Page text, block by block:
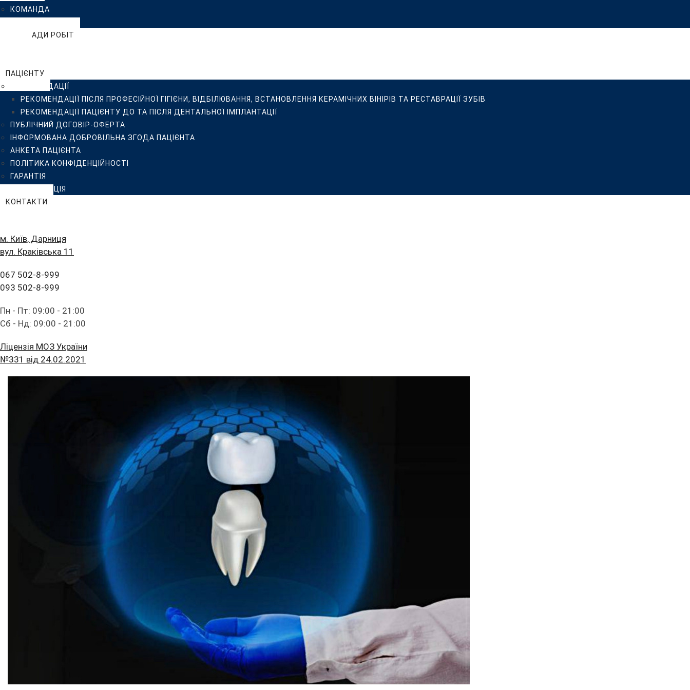
ІНФОРМОВАНА ДОБРОВІЛЬНА ЗГОДА ПАЦІЄНТА
ПОЛІТИКА КОНФІДЕНЦІЙНОСТІ
КОНТАКТИ
КОМАНДА
ПРИКЛАДИ РОБІТ
ПАЦІЄНТУ
РЕКОМЕНДАЦІЇ
РЕКОМЕНДАЦІЇ ПІСЛЯ ПРОФЕСІЙНОЇ ГІГІЄНИ, ВІДБІЛЮВАННЯ, ВСТАНОВЛЕННЯ КЕРАМІЧНИХ ВІНІРІВ ТА РЕСТАВРАЦІЇ ЗУБІВ
РЕКОМЕНДАЦІЇ ПАЦІЄНТУ ДО ТА ПІСЛЯ ДЕНТАЛЬНОЇ ІМПЛАНТАЦІЇ
ПУБЛІЧНИЙ ДОГОВІР-ОФЕРТА
ІНФОРМОВАНА ДОБРОВІЛЬНА ЗГОДА ПАЦІЄНТА
АНКЕТА ПАЦІЄНТА
ПОЛІТИКА КОНФІДЕНЦІЙНОСТІ
ГАРАНТІЯ
СТЕРИЛІЗАЦІЯ
КОНТАКТИ
м. Київ, Дарниця
вул. Краківська 11
067 502-8-999
093 502-8-999
Пн - Пт: 09:00 - 21:00
Сб - Нд: 09:00 - 21:00
Ліцензія МОЗ України
№331 від 24.02.2021